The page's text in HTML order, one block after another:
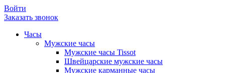
Войти
Заказать звонок
Часы
Мужские часы
Мужские часы Tissot
Швейцарские мужские часы
Мужские карманные часы